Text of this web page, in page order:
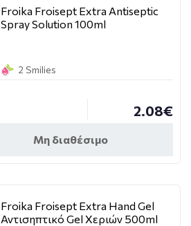
Froika Froisept Extra Antiseptic
Spray Solution 100ml
2 Smilies
2.08€
Μη διαθέσιμο
Froika Froisept Extra Hand Gel
Αντισηπτικό Gel Χεριών 500ml